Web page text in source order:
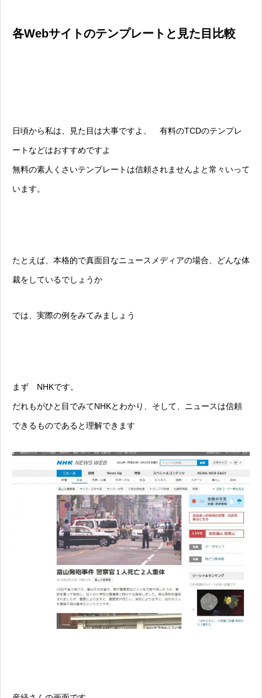
各Webサイトのテンプレートと見た目比較
日頃から私は、見た目は大事ですよ、 有料のTCDのテンプレ
ートなどはおすすめですよ
無料の素人くさいテンプレートは信頼されませんよと常々いって
います。
たとえば、本格的で真面目なニュースメディアの場合、どんな体
裁をしているでしょうか
では、実際の例をみてみましょう
まず NHKです。
だれもがひと目でみてNHKとわかり、そして、ニュースは信頼
できるものであると理解できます